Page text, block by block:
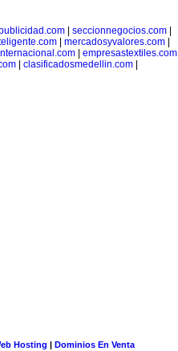
| seccionnegocios.com|
mercadosyvalores.com
| empresastextiles.com|
clasificadosmedellin.com
Hosting | Dominios En Venta